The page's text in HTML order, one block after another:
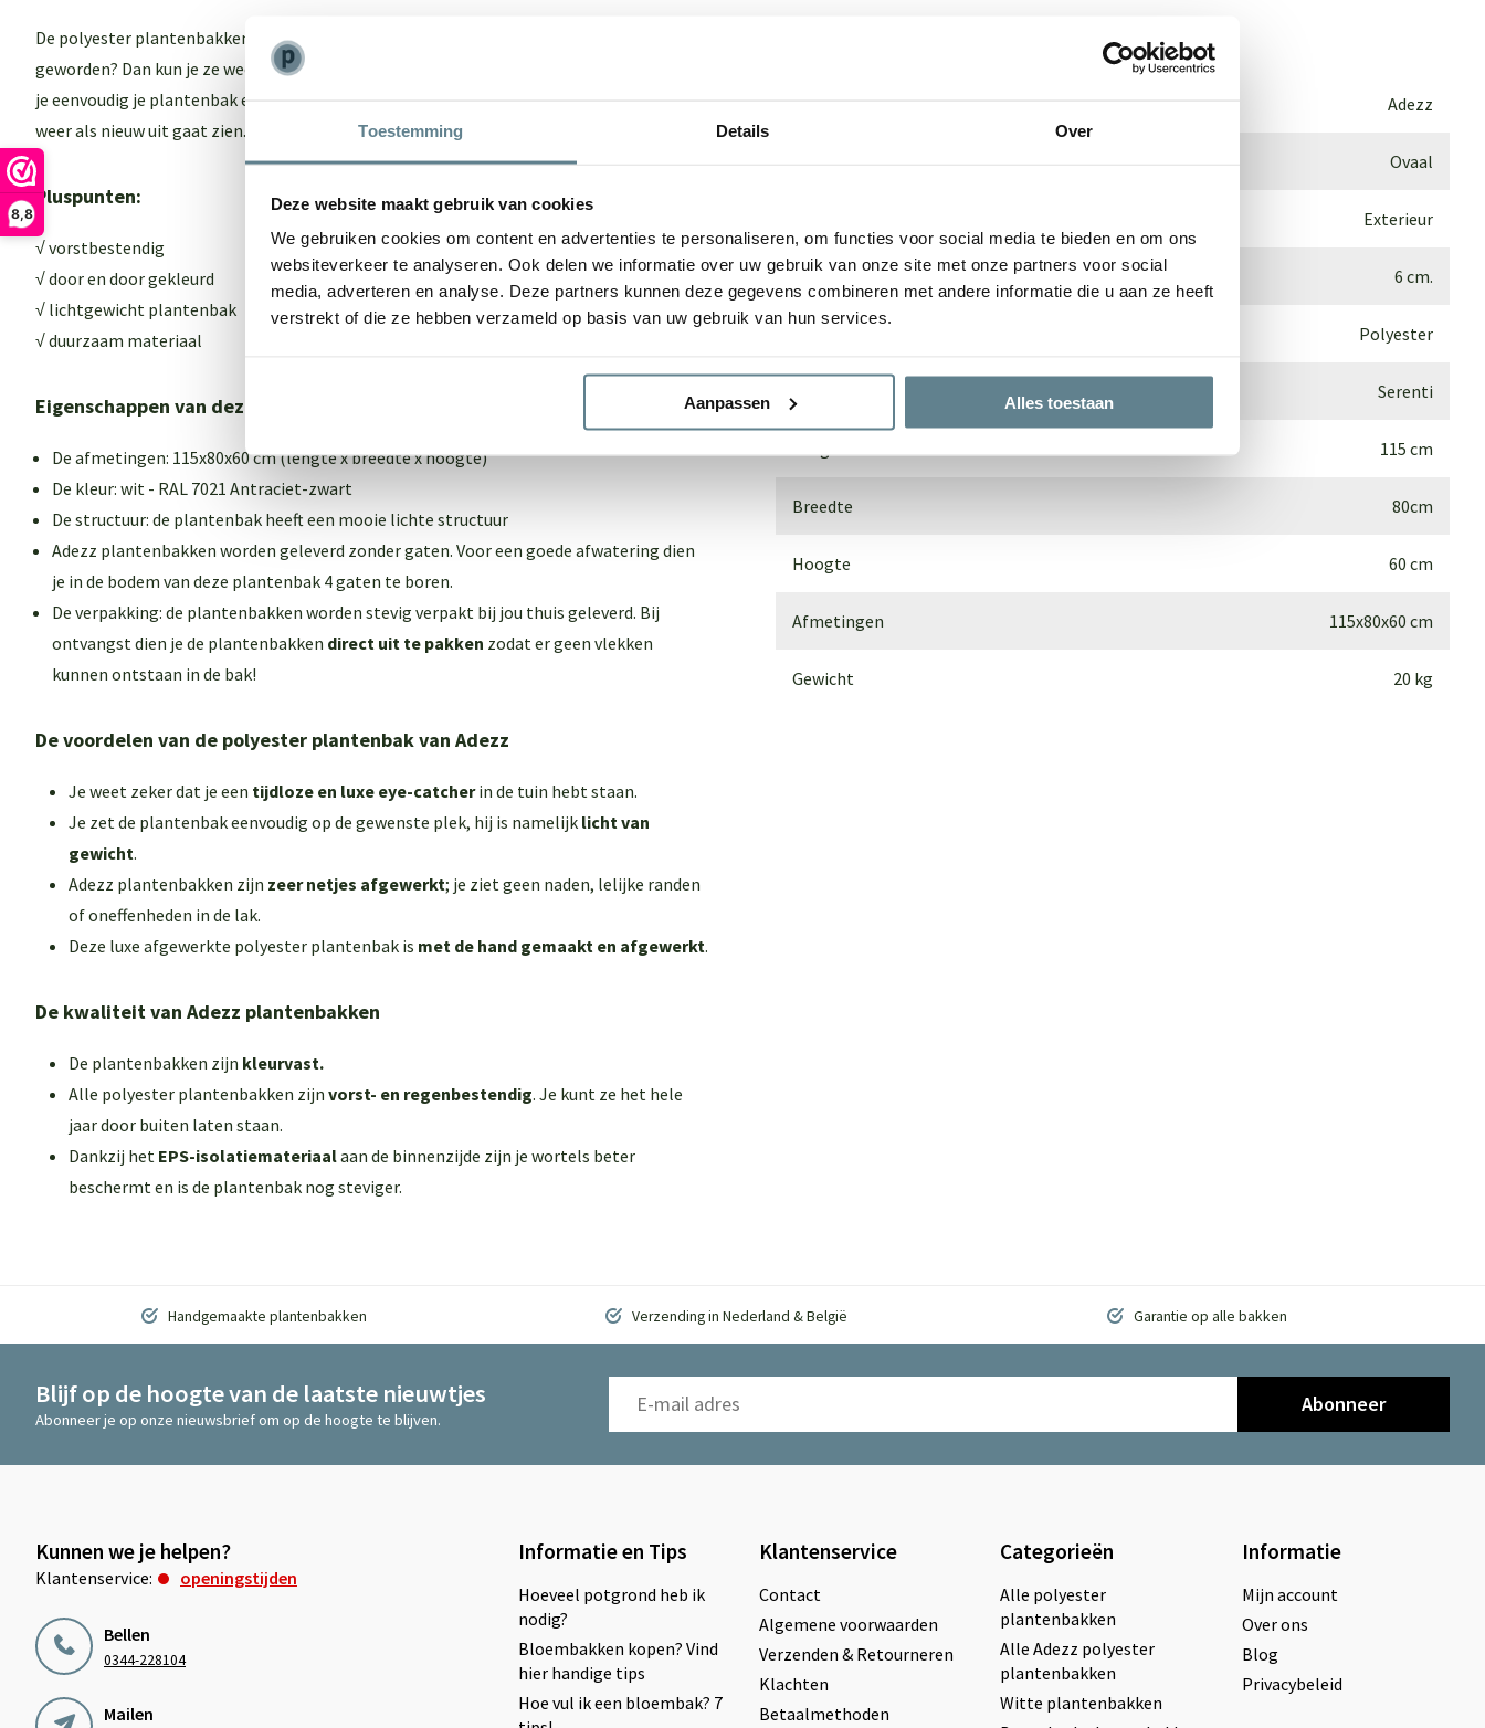
Toestemming Details Over
Deze website maakt gebruik van cookies
We gebruiken cookies om content en advertenties te personaliseren, om functies voor social media te bieden en om ons
websiteverkeer te analyseren. Ook delen we informatie over uw gebruik van onze site met onze partners voor social
media, adverteren en analyse. Deze partners kunnen deze gegevens combineren met andere informatie die u aan ze heeft
verstrekt of die ze hebben verzameld op basis van uw gebruik van hun services.
Aanpassen Alles toestaan
8,8
De polyester plantenbakken hebben weinig onderhoud nodig. Zijn ze toch een beetje vies
geworden? Dan kun je ze weer laten stralen met de
je eenvoudig je plantenbak en zorg je ervoor dat de plantenbak er na van loop van tijd
weer als nieuw uit gaat zien. In deze set zit eenCleaneren een
Pluspunten:
√ vorstbestendig
√ door en door gekleurd
√ lichtgewicht plantenbak
√ duurzaam materiaal
Eigenschappen van deze polyester plantenbakken
De afmetingen: 115x80x60 cm (lengte x breedte x hoogte)
De kleur: wit - RAL 7021 Antraciet-zwart
De structuur: de plantenbak heeft een mooie lichte structuur
Adezz plantenbakken worden geleverd zonder gaten. Voor een goede afwatering dien
je in de bodem van deze plantenbak 4 gaten te boren.
De verpakking: de plantenbakken worden stevig verpakt bij jou thuis geleverd. Bij
ontvangst dien je de plantenbakken direct uit te pakken zodat er geen vlekken
kunnen ontstaan in de bak!
De voordelen van de polyester plantenbak van Adezz
Je weet zeker dat je een tijdloze en luxe eye-catcherin de tuin hebt staan.
Je zet de plantenbak eenvoudig op de gewenste plek, hij is namelijk licht van
gewicht.
Adezz plantenbakken zijn zeer netjes afgewerkt; je ziet geen naden, lelijke randen
of oneffenheden in de lak.
Deze luxe afgewerkte polyester plantenbak is met de hand gemaakt en afgewerkt.
De kwaliteit van Adezz plantenbakken
De plantenbakken zijn kleurvast.
Alle polyester plantenbakken zijn vorst- en regenbestendig. Je kunt ze het hele
jaar door buiten laten staan.
Dankzij het EPS-isolatiemateriaalaan de binnenzijde zijn je wortels beter
beschermt en is de plantenbak nog steviger.
Adezz
Ovaal
Exterieur
Randbreedte 6 cm.
Polyester
Serenti
115 cm
Breedte 80cm
Hoogte 60 cm
Afmetingen 115x80x60 cm
Gewicht 20 kg
Handgemaakte plantenbakken Verzending in Nederland & België Garantie op alle bakken
Blijf op de hoogte van de laatste nieuwtjes
Abonneer je op onze nieuwsbrief om op de hoogte te blijven.
Abonneer
Kunnen we je helpen?
Klantenservice: openingstijden
Bellen
0344-228104
Mailen
Informatie en Tips
Hoeveel potgrond heb ik
nodig?
Bloembakken kopen? Vind
hier handige tips
Hoe vul ik een bloembak? 7
Klantenservice
Contact
Algemene voorwaarden
Verzenden & Retourneren
Klachten
Betaalmethoden
Categorieën
Alle polyester
plantenbakken
Alle Adezz polyester
plantenbakken
Witte plantenbakken
Informatie
Mijn account
Over ons
Blog
Privacybeleid